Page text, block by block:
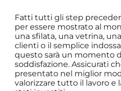
Fatti tutti gli step
per essere mostrato al
una sfilata, una vetrina,
clienti o il semplice
questo sarà un momento
soddisfazione. Assicurati
presentato nel miglior
valorizzare tutto il lavoro e